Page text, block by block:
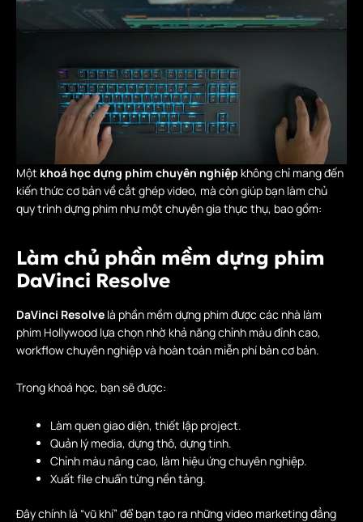
Một khoá học dựng phim chuyên nghiệp không chỉ mang đến
kiến thức cơ bản về cắt ghép video, mà còn giúp bạn làm chủ
quy trình dựng phim như một chuyên gia thực thụ, bao gồm:
Làm chủ phần mềm dựng phim
DaVinci Resolve
DaVinci Resolve là phần mềm dựng phim được các nhà làm
phim Hollywood lựa chọn nhờ khả năng chỉnh màu đỉnh cao,
workflow chuyên nghiệp và hoàn toàn miễn phí bản cơ bản.
Trong khoá học, bạn sẽ được:
Làm quen giao diện, thiết lập project.
Quản lý media, dựng thô, dựng tinh.
Chỉnh màu nâng cao, làm hiệu ứng chuyên nghiệp.
Xuất file chuẩn từng nền tảng.
Đây chính là “vũ khí” để bạn tạo ra những video marketing đẳng